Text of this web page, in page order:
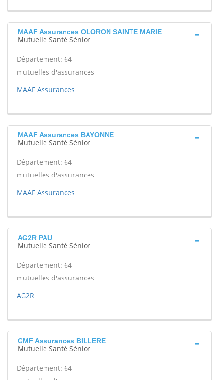
MAAF Assurances OLORON SAINTE MARIE
Mutuelle Santé Sénior
Département: 64
mutuelles d'assurances
MAAF Assurances
MAAF Assurances BAYONNE
Mutuelle Santé Sénior
Département: 64
mutuelles d'assurances
MAAF Assurances
AG2R PAU
Mutuelle Santé Sénior
Département: 64
mutuelles d'assurances
AG2R
GMF Assurances BILLERE
Mutuelle Santé Sénior
Département: 64